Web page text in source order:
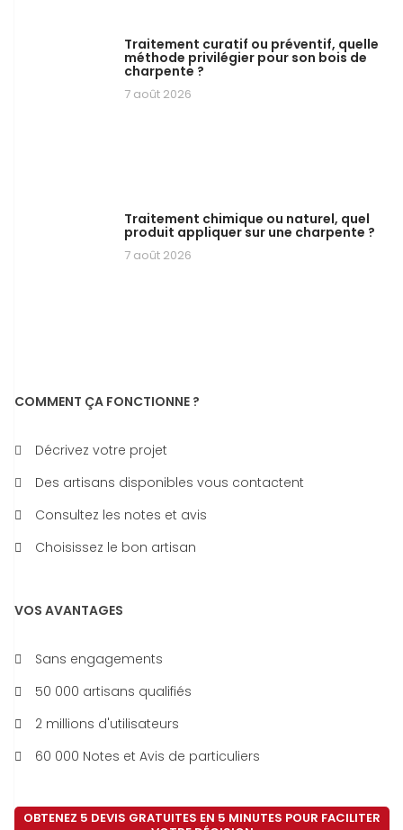
Traitement curatif ou préventif, quelle
méthode privilégier pour son bois de
charpente ?
7 août 2026
Traitement chimique ou naturel, quel
produit appliquer sur une charpente ?
7 août 2026
COMMENT ÇA FONCTIONNE ?
Décrivez votre projet
Des artisans disponibles vous contactent
Consultez les notes et avis
Choisissez le bon artisan
VOS AVANTAGES
Sans engagements
50 000 artisans qualifiés
2 millions d'utilisateurs
60 000 Notes et Avis de particuliers
OBTENEZ 5 DEVIS GRATUITES EN 5 MINUTES POUR FACILITER